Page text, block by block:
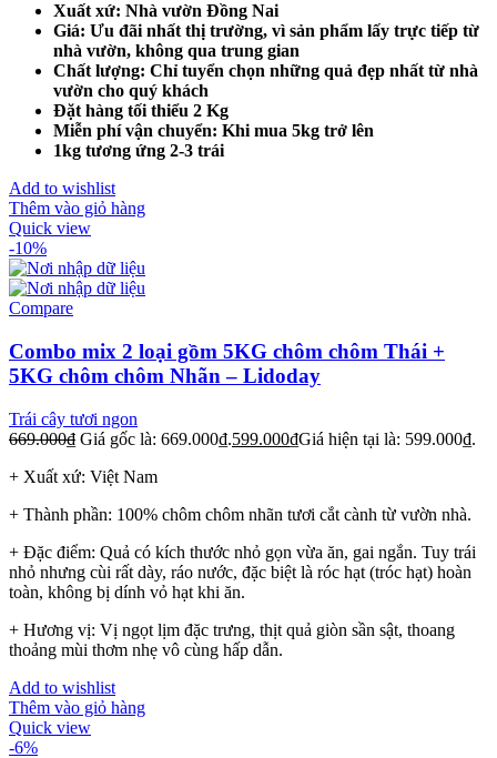
Xuất xứ: Nhà vườn Đồng Nai
Giá: Ưu đãi nhất thị trường, vì sản phẩm lấy trực tiếp từ
nhà vườn, không qua trung gian
Chất lượng: Chỉ tuyển chọn những quả đẹp nhất từ nhà
vườn cho quý khách
Đặt hàng tối thiểu 2 Kg
Miễn phí vận chuyển: Khi mua 5kg trở lên
1kg tương ứng 2-3 trái
Add to wishlist
Thêm vào giỏ hàng
Quick view
-10%
Compare
Combo mix 2 loại gồm 5KG chôm chôm Thái +
5KG chôm chôm Nhãn – Lidoday
Trái cây tươi ngon
669.000₫ Giá gốc là: 669.000₫.599.000₫Giá hiện tại là: 599.000₫.
+ Xuất xứ: Việt Nam
+ Thành phần: 100% chôm chôm nhãn tươi cắt cành từ vườn nhà.
+ Đặc điểm: Quả có kích thước nhỏ gọn vừa ăn, gai ngắn. Tuy trái
nhỏ nhưng cùi rất dày, ráo nước, đặc biệt là róc hạt (tróc hạt) hoàn
toàn, không bị dính vỏ hạt khi ăn.
+ Hương vị: Vị ngọt lịm đặc trưng, thịt quả giòn sần sật, thoang
thoảng mùi thơm nhẹ vô cùng hấp dẫn.
Add to wishlist
Thêm vào giỏ hàng
Quick view
-6%